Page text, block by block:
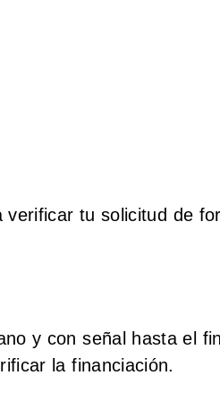
verificar tu solicitud de
y con señal hasta el
la financiación.